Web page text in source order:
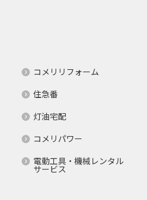
コメリリフォーム
住急番
灯油宅配
コメリパワー
電動工具・機械レンタル
サービス